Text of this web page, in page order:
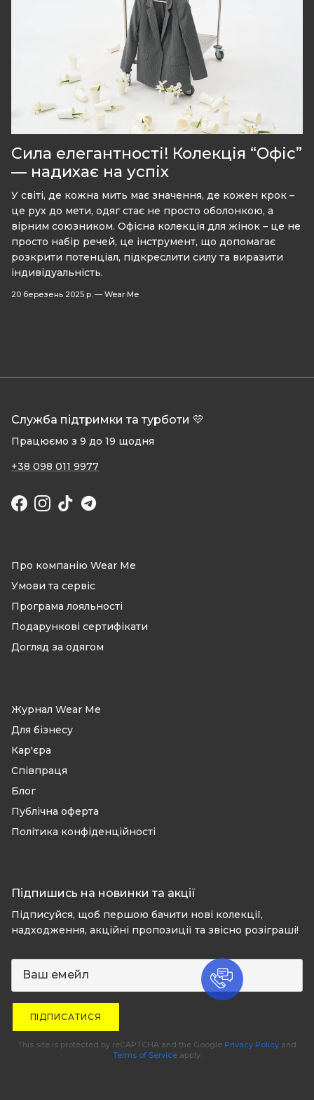
Сила елегантності! Колекція “Офіс”
— надихає на успіх
У світі, де кожна мить має значення, де кожен крок –
це рух до мети, одяг стає не просто оболонкою, а
вірним союзником. Офісна колекція для жінок – це не
просто набір речей, це інструмент, що допомагає
розкрити потенціал, підкреслити силу та виразити
індивідуальність.
20 березень 2025 р. — Wear Me
Служба підтримки та турботи 💛
Працюємо з 9 до 19 щодня
+38 098 011 9977
Facebook
Instagram
TikTok
Про компанію Wear Me
Умови та сервіс
Програма лояльності
Подарункові сертифікати
Догляд за одягом
Журнал Wear Me
Для бізнесу
Кар'єра
Співпраця
Блог
Публічна оферта
Політика конфіденційності
Підпишись на новинки та акції
Підписуйся, щоб першою бачити нові колекції,
надходження, акційні пропозиції та звісно розіграші!
ПІДПИСАТИСЯ
This site is protected by reCAPTCHA and the Google Privacy Policy and
Terms of Serviceapply.